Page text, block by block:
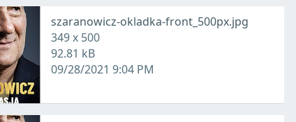
szaranowicz-okladka-front_500px.jpg
349 x 500
92.81 kB
09/28/2021 9:04 PM